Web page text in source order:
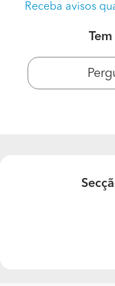
Área da Moradia:
Receba avisos